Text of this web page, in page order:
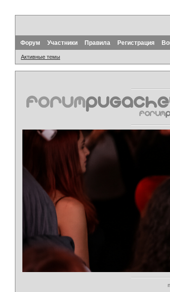
Форум Участники Правила Регистрация
Активные темы